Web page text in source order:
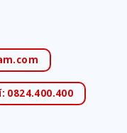
0824.400.400